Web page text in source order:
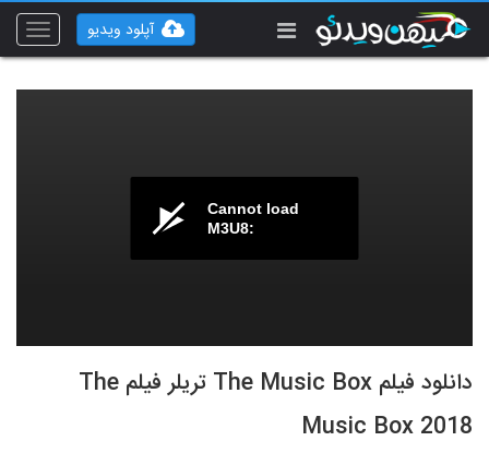
Toggle
آپلود ویدیو
Cannot load
M3U8:
دانلود فیلم The Music Box تریلر فیلم The
Music Box 2018